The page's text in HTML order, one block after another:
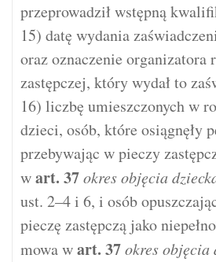
przeprowadził wstępną
15) datę wydania
oraz oznaczenie organizatora
zastępczej, który wydał to
16) liczbę umieszczonych w
dzieci, osób, które osiągnęły
przebywając w pieczy
wart. 37okres objęcia
ust. 2–4 i 6, i osób
pieczę zastępczą jako
mowa wart. 37okres objęcia